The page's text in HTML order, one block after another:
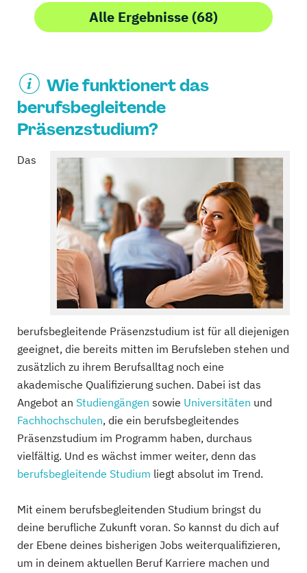
Alle Ergebnisse (68)
Wie funktionert das
berufsbegleitende
Präsenzstudium?
Das
berufsbegleitende Präsenzstudium ist für all diejenigen
geeignet, die bereits mitten im Berufsleben stehen und
zusätzlich zu ihrem Berufsalltag noch eine
akademische Qualifizierung suchen. Dabei ist das
Angebot an Studiengängen sowie Universitäten und
Fachhochschulen, die ein berufsbegleitendes
Präsenzstudium im Programm haben, durchaus
vielfältig. Und es wächst immer weiter, denn das
berufsbegleitende Studium liegt absolut im Trend.
Mit einem berufsbegleitenden Studium bringst du
deine berufliche Zukunft voran. So kannst du dich auf
der Ebene deines bisherigen Jobs weiterqualifizieren,
um in deinem aktuellen Beruf Karriere machen und